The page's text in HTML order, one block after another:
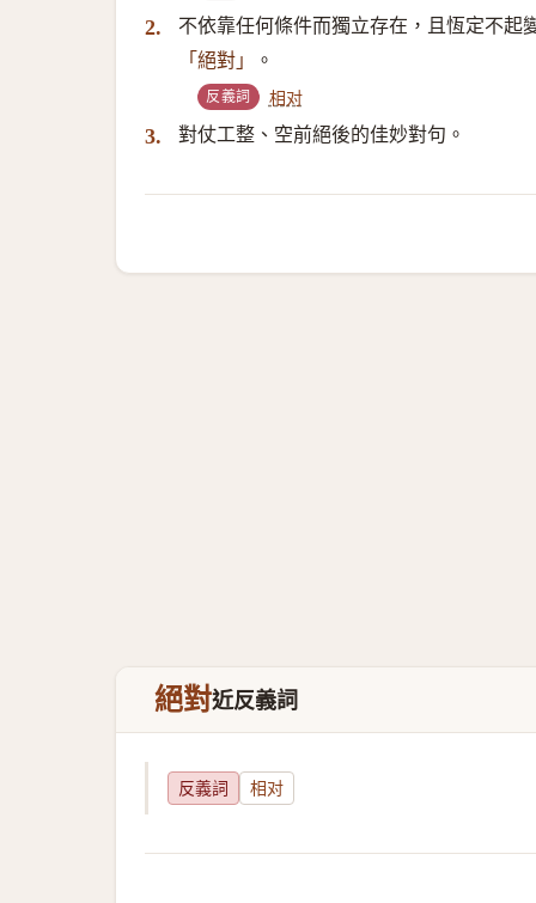
2. 不依靠任何條件而獨立存在，且恆定不起
「絕對」 。
反義詞 相对
3. 對仗工整、空前絕後的佳妙對句。
絕對近反義詞
反義詞 相对